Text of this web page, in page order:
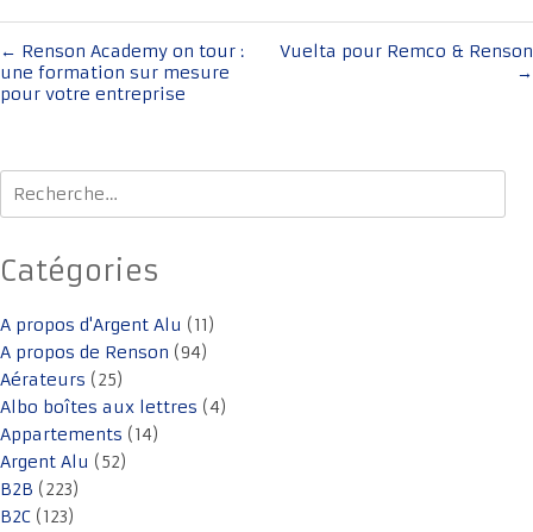
Navigation
de
← Renson Academy on tour :
une formation sur mesure
pour votre entreprise
Vuelta pour Remco & Renson
→
Rechercher :
Catégories
A propos d'Argent Alu (11)
A propos de Renson (94)
Aérateurs (25)
Albo boîtes aux lettres (4)
Appartements (14)
Argent Alu (52)
B2B (223)
B2C (123)